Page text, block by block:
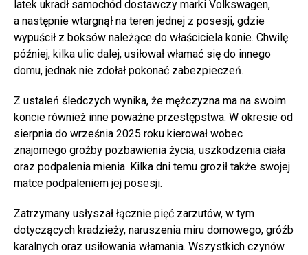
latek ukradł samochód dostawczy marki Volkswagen,
a następnie wtargnął na teren jednej z posesji, gdzie
wypuścił z boksów należące do właściciela konie. Chwilę
później, kilka ulic dalej, usiłował włamać się do innego
domu, jednak nie zdołał pokonać zabezpieczeń.
Z ustaleń śledczych wynika, że mężczyzna ma na swoim
koncie również inne poważne przestępstwa. W okresie od
sierpnia do września 2025 roku kierował wobec
znajomego groźby pozbawienia życia, uszkodzenia ciała
oraz podpalenia mienia. Kilka dni temu groził także swojej
matce podpaleniem jej posesji.
Zatrzymany usłyszał łącznie pięć zarzutów, w tym
dotyczących kradzieży, naruszenia miru domowego, gróźb
karalnych oraz usiłowania włamania. Wszystkich czynów